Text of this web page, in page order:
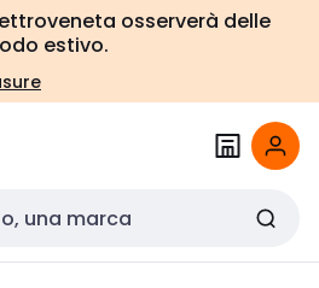
osserverà delle
estivo.